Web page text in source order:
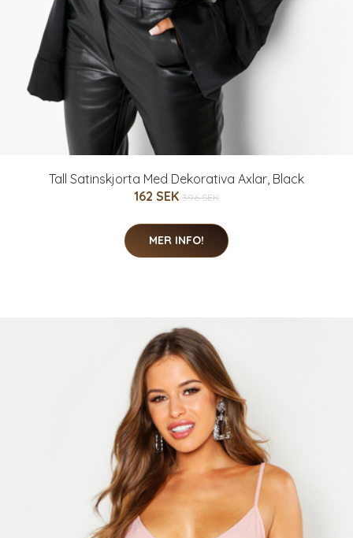
Tall Satinskjorta Med Dekorativa Axlar, Black
162 SEK 396 SEK
MER INFO!